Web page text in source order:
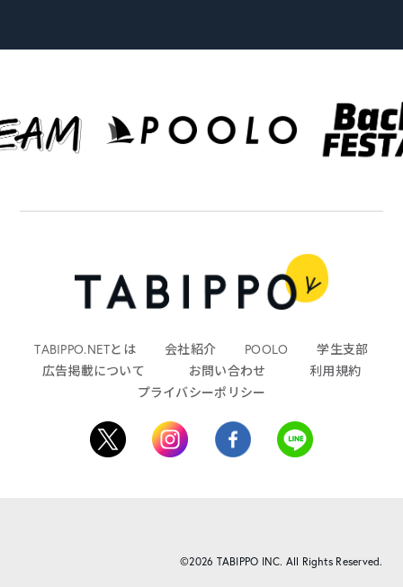
TABIPPO.NETとは 会社紹介 POOLO
学生支部
広告掲載について
お問い合わせ
利用規約
プライバシーポリシー
©2026 TABIPPO INC. All Rights Reserved.